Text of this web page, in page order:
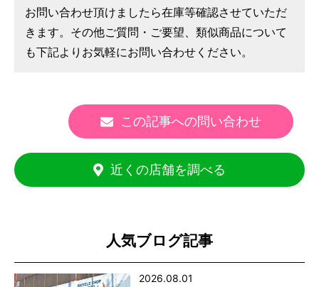
お問い合わせ頂けましたら在庫等確認させていただ
きます。その他ご質問・ご要望、類似商品について
も下記よりお気軽にお問い合わせください。
この記事への問い合わせ
近くの店舗を調べる
人気ブログ記事
2026.08.01